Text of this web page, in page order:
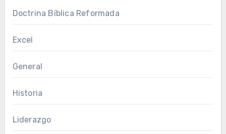
Doctrina Bíblica Reformada
Excel
General
Historia
Liderazgo